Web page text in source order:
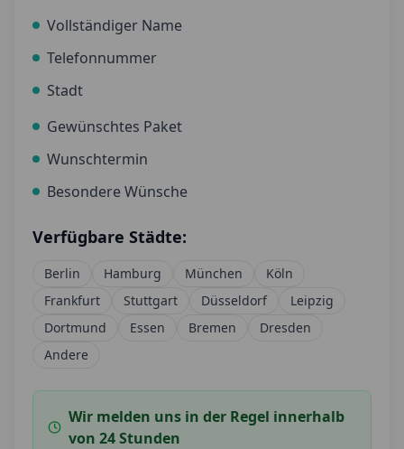
Vollständiger Name
Telefonnummer
Stadt
Gewünschtes Paket
Wunschtermin
Besondere Wünsche
Verfügbare Städte:
Berlin Hamburg München
Köln
Frankfurt
Stuttgart Düsseldorf
Leipzig
Dortmund
Essen Bremen
Dresden
Andere
Wir melden uns in der Regel innerhalb
von 24 Stunden